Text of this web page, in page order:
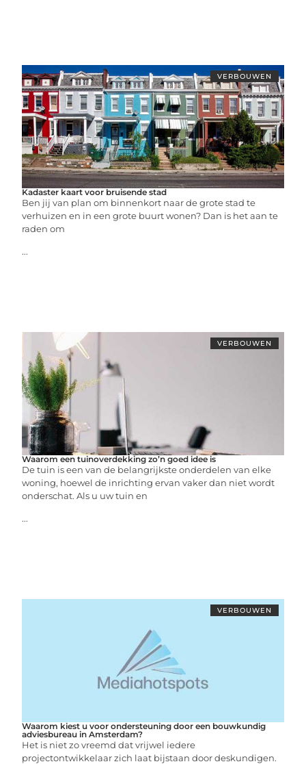
VERBOUWEN
Kadaster kaart voor bruisende stad
Ben jij van plan om binnenkort naar de grote stad te
verhuizen en in een grote buurt wonen? Dan is het aan te
raden om
...
VERBOUWEN
Waarom een tuinoverdekking zo’n goed idee is
De tuin is een van de belangrijkste onderdelen van elke
woning, hoewel de inrichting ervan vaker dan niet wordt
onderschat. Als u uw tuin en
...
VERBOUWEN
Waarom kiest u voor ondersteuning door een bouwkundig
adviesbureau in Amsterdam?
Het is niet zo vreemd dat vrijwel iedere
projectontwikkelaar zich laat bijstaan door deskundigen.